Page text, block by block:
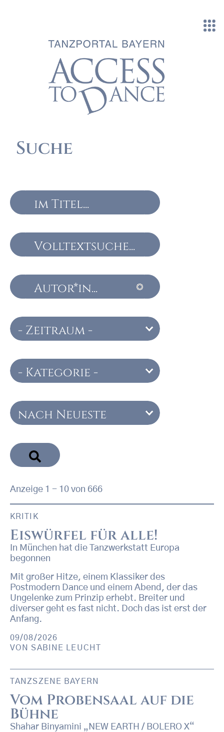
Suche
Anzeige 1 - 10 von 666
KRITIK
Eiswürfel für alle!
In München hat die Tanzwerkstatt Europa
begonnen
Mit großer Hitze, einem Klassiker des
Postmodern Dance und einem Abend, der das
Ungelenke zum Prinzip erhebt. Breiter und
diverser geht es fast nicht. Doch das ist erst der
Anfang.
09/08/2026
VON SABINE LEUCHT
TANZSZENE BAYERN
Vom Probensaal auf die
Bühne
Shahar Binyamini „NEW EARTH / BOLERO X“